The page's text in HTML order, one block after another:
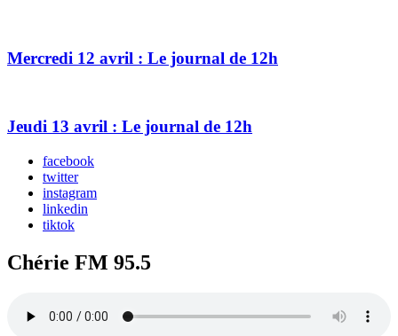
Mercredi 12 avril : Le journal de 12h
Jeudi 13 avril : Le journal de 12h
facebook
twitter
instagram
linkedin
tiktok
Chérie FM 95.5